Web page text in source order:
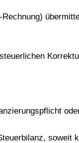
soweit